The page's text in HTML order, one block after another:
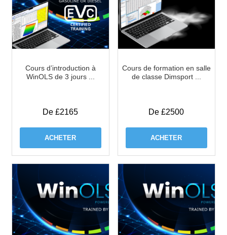
Cours d’introduction à
WinOLS de 3 jours ...
De £2165
ACHETER
Cours de formation en salle
de classe Dimsport ...
De £2500
ACHETER